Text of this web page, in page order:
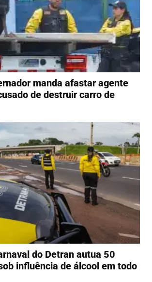
manda afastar agente
de destruir carro de
do Detran autua 50
influência de álcool em todo